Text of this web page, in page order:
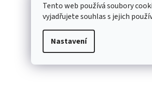
Tento web používá soubory
vyjadřujete souhlas s jejich
Nastavení